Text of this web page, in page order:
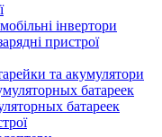
інвертори
пристрої
та акумулятори
батареек